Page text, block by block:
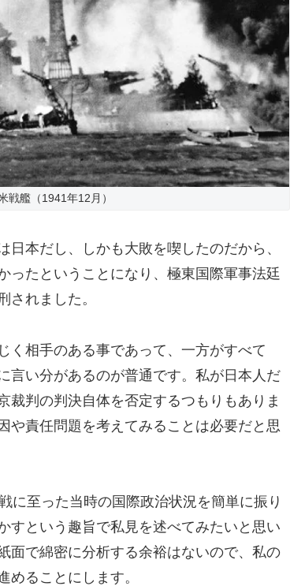
戦艦（1941年12月）
本だし、しかも大敗を喫したのだから、
ったということになり、極東国際軍事法廷
されました。
く相手のある事であって、一方がすべて
言い分があるのが普通です。私が日本人だ
裁判の判決自体を否定するつもりもありま
や責任問題を考えてみることは必要だと思
に至った当時の国際政治状況を簡単に振り
すという趣旨で私見を述べてみたいと思い
面で綿密に分析する余裕はないので、私の
ることにします。